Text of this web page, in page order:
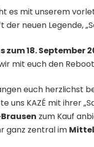
es mit unserem
der neuen Legende,
zum 18. September
mit euch den
euch herzlichst
uns KAZÉ mit ihrer
zum Kauf
ganz zentral im